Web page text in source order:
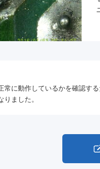
常に動作しているかを確認す
ました。